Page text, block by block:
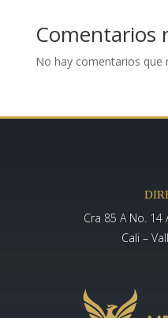
Comentarios
No hay comentarios que
Cra 85 A No. 14
Cali –